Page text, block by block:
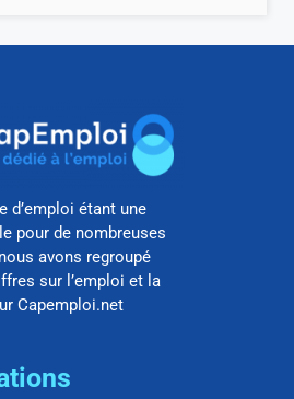
d’emploi étant une
pour de nombreuses
avons regroupé
sur l’emploi et la
Capemploi.net